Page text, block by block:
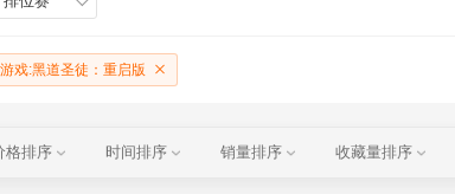
游戏:黑道圣徒：重启版
格排序 时间排序 销量排序 收藏量排序